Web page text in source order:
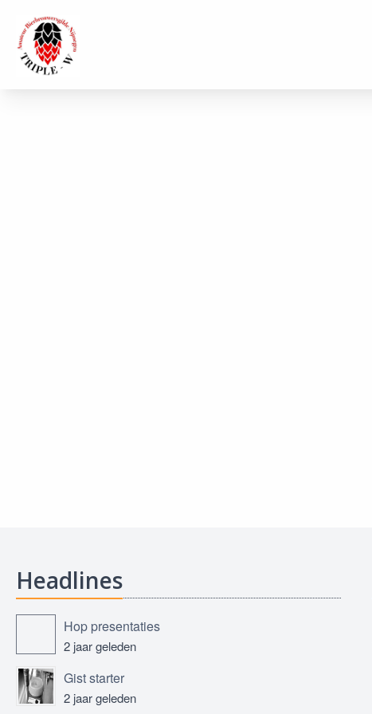
Headlines
Hop presentaties
2 jaar geleden
Gist starter
2 jaar geleden